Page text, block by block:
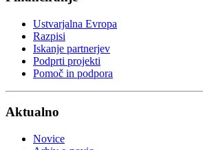
Ustvarjalna Evropa
Razpisi
Iskanje partnerjev
Podprti projekti
Pomoč in podpora
Aktualno
Novice